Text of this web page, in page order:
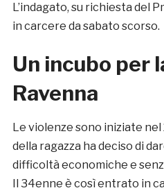
L’indagato, su richiesta del
in carcere da sabato scorso.
Un incubo per
Ravenna
Le violenze sono iniziate nel
della ragazza ha deciso di
difficoltà economiche e
Il 34enne è così entrato in